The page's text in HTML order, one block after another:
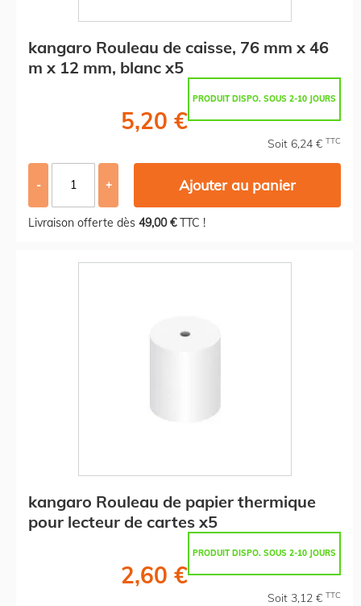
kangaro Rouleau de caisse, 76 mm x 46
m x 12 mm, blanc x5
PRODUIT DISPO. SOUS 2-10 JOURS
5,20 €
Soit 6,24 € TTC
- + Ajouter au panier
Livraison offerte dès 49,00 €TTC !
kangaro Rouleau de papier thermique
pour lecteur de cartes x5
PRODUIT DISPO. SOUS 2-10 JOURS
2,60 €
Soit 3,12 € TTC